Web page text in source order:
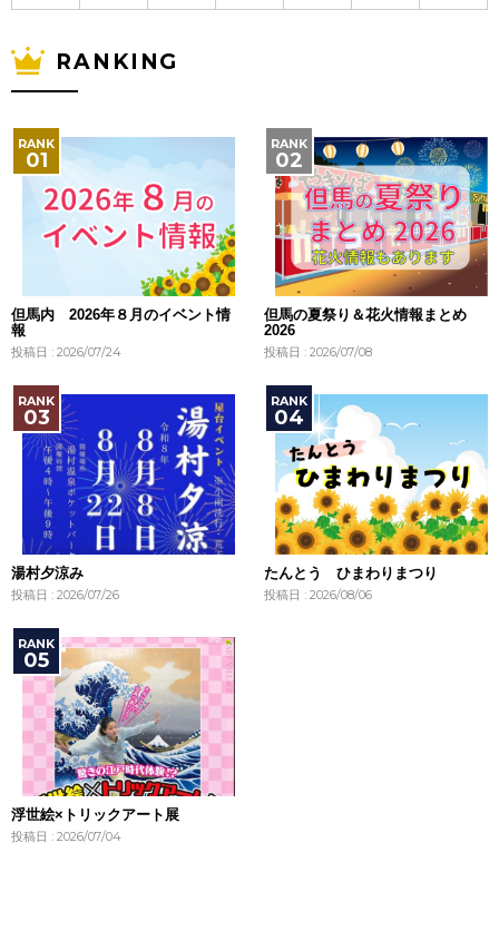
RANKING
但馬内 2026年８月のイベント情
報
投稿日 : 2026/07/24
但馬の夏祭り＆花火情報まとめ
2026
投稿日 : 2026/07/08
湯村夕涼み
投稿日 : 2026/07/26
たんとう ひまわりまつり
投稿日 : 2026/08/06
浮世絵×トリックアート展
投稿日 : 2026/07/04